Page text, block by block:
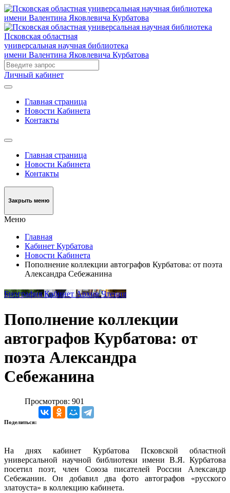
Псковская областная
универсальная научная библиотека
имени Валентина Яковлевича Курбатова
Личный кабинет
Главная страница
Новости Кабинета
Контакты
Главная страница
Новости Кабинета
Контакты
Закрыть меню
Меню
Главная
Кабинет Курбатова
Новости Кабинета
Пополнение коллекции автографов Курбатова: от поэта
Александра Себежанина
БиографияКабинетАрхивЧтения
Пополнение коллекции
автографов Курбатова: от
поэта Александра
Себежанина
Просмотров: 901
Поделиться:
На днях кабинет Курбатова Псковской областной
универсальной научной библиотеки имени В.Я. Курбатова
посетил поэт, член Союза писателей России Александр
Себежанин. Он добавил два фото автографов «русского
златоуста» в коллекцию кабинета.